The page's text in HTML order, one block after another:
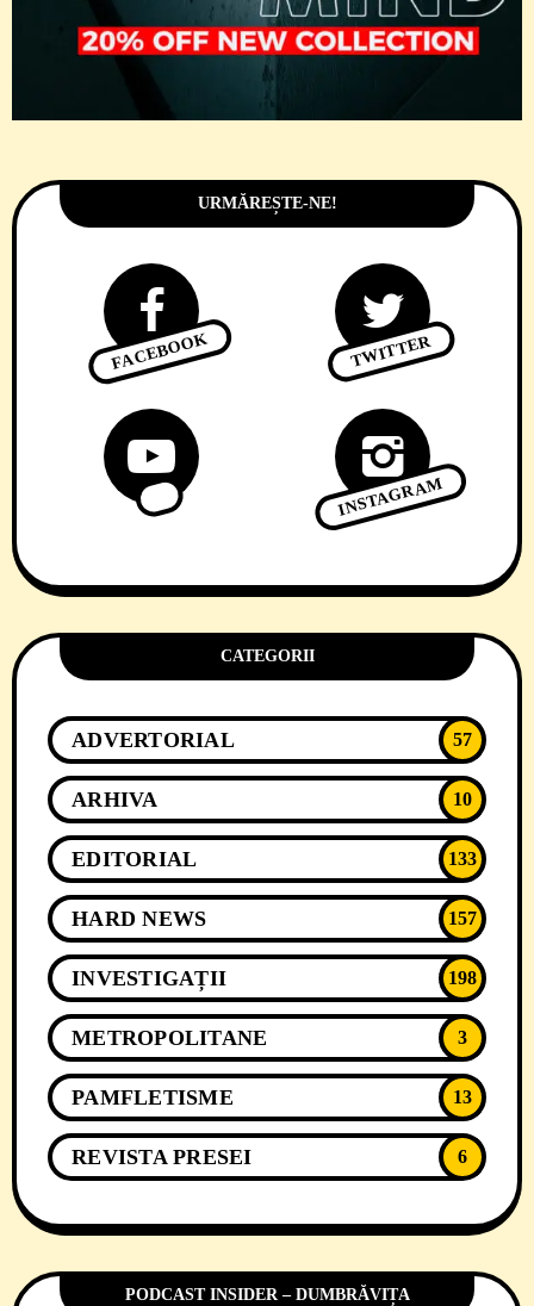
URMĂREȘTE-NE!
FACEBOOK TWITTER
INSTAGRAM
CATEGORII
ADVERTORIAL 57
ARHIVA 10
EDITORIAL 133
HARD NEWS 157
INVESTIGAȚII 198
METROPOLITANE 3
PAMFLETISME 13
REVISTA PRESEI 6
PODCAST INSIDER – DUMBRĂVIȚA